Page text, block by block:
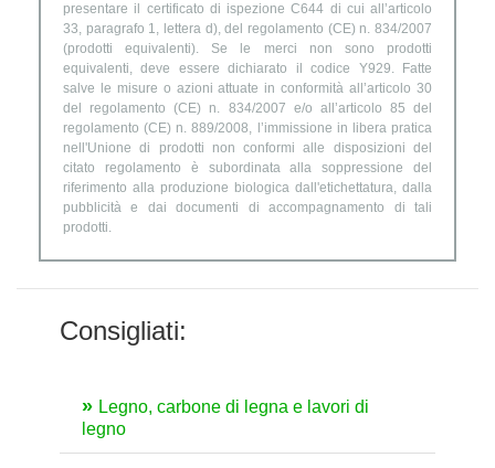
presentare il certificato di ispezione C644 di cui all’articolo
33, paragrafo 1, lettera d), del regolamento (CE) n. 834/2007
(prodotti equivalenti). Se le merci non sono prodotti
equivalenti, deve essere dichiarato il codice Y929. Fatte
salve le misure o azioni attuate in conformità all’articolo 30
del regolamento (CE) n. 834/2007 e/o all’articolo 85 del
regolamento (CE) n. 889/2008, l’immissione in libera pratica
nell'Unione di prodotti non conformi alle disposizioni del
citato regolamento è subordinata alla soppressione del
riferimento alla produzione biologica dall'etichettatura, dalla
pubblicità e dai documenti di accompagnamento di tali
prodotti.
Consigliati:
Legno, carbone di legna e lavori di
legno